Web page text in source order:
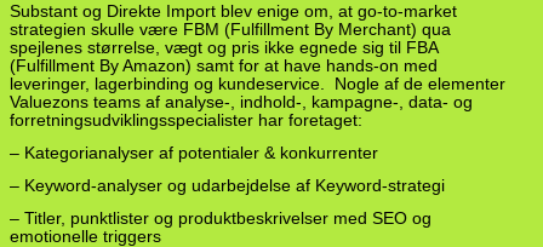
Substant og Direkte Import blev enige om, at go-to-market
strategien skulle være FBM (Fulfillment By Merchant) qua
spejlenes størrelse, vægt og pris ikke egnede sig til FBA
(Fulfillment By Amazon) samt for at have hands-on med
leveringer, lagerbinding og kundeservice. Nogle af de elementer
Valuezons teams af analyse-, indhold-, kampagne-, data- og
forretningsudviklingsspecialister har foretaget:
– Kategorianalyser af potentialer & konkurrenter
– Keyword-analyser og udarbejdelse af Keyword-strategi
– Titler, punktlister og produktbeskrivelser med SEO og
emotionelle triggers